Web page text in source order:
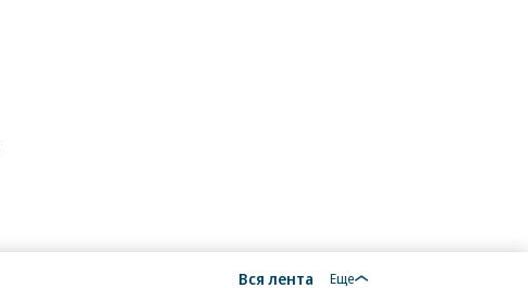
Вся лента Еще